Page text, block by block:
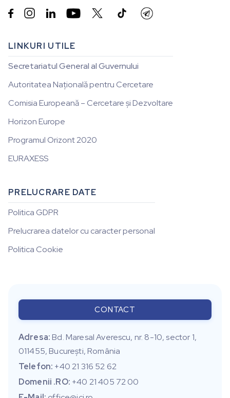
 
LINKURI UTILE
Secretariatul General al Guvernului
Autoritatea Națională pentru Cercetare
Comisia Europeană – Cercetare și Dezvoltare
Horizon Europe
Programul Orizont 2020
EURAXESS
PRELUCRARE DATE
Politica GDPR
Prelucrarea datelor cu caracter personal
Politica Cookie
CONTACT
Adresa:Bd. Maresal Averescu, nr. 8-10, sector 1,
011455, Bucureşti, România
Telefon: +40 21 316 52 62
Domenii .RO: +40 21 405 72 00